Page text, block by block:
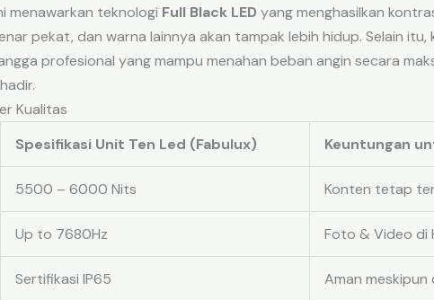
menawarkan teknologi Full Black LED yang menghasilkan
pekat, dan warna lainnya akan tampak lebih hidup. Selain itu,
profesional yang mampu menahan beban angin secara
Kualitas
Spesifikasi Unit Ten Led (Fabulux) Keuntungan
5500 – 6000 Nits Konten tetap
Up to 7680Hz Foto & Video di
Sertifikasi IP65 Aman meskipun